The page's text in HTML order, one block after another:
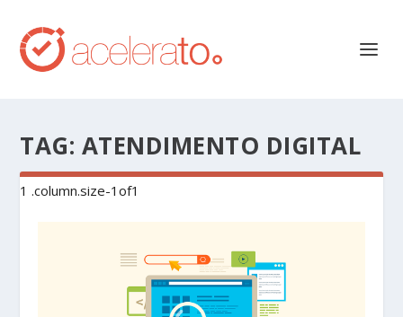
TAG: ATENDIMENTO DIGITAL